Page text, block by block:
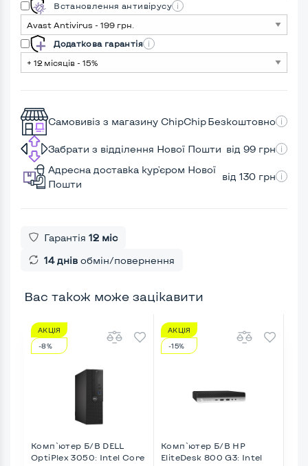
Встановлення антивірусу
Додаткова гарантія
Самовивіз з магазину ChipChipБезкоштовно
Забрати з відділення Нової Пошти від 99 грн
Адресна доставка кур'єром Нової
Пошти
від 130 грн
Гарантія 12 міс
14 днів обмін/повернення
Вас також може зацікавити
АКЦІЯ
-8%
Комп`ютер Б/В DELL
OptiPlex 3050: Intel Core
АКЦІЯ
-15%
Комп`ютер Б/В HP
EliteDesk 800 G3: Intel